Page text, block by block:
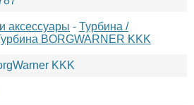
аксессуары - Турбина /
BORGWARNER KKK
KKK